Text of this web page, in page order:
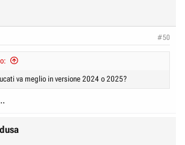
#50
va meglio in versione 2024 o 2025?